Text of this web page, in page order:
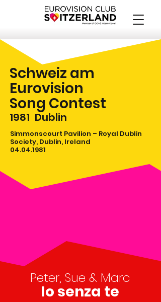
Schweiz am
Eurovision
Song Contest
Dublin
1981
Simmonscourt Pavilion – Royal Dublin
Society, Dublin, Ireland
04.04.1981
Peter, Sue & Marc
Io senza te